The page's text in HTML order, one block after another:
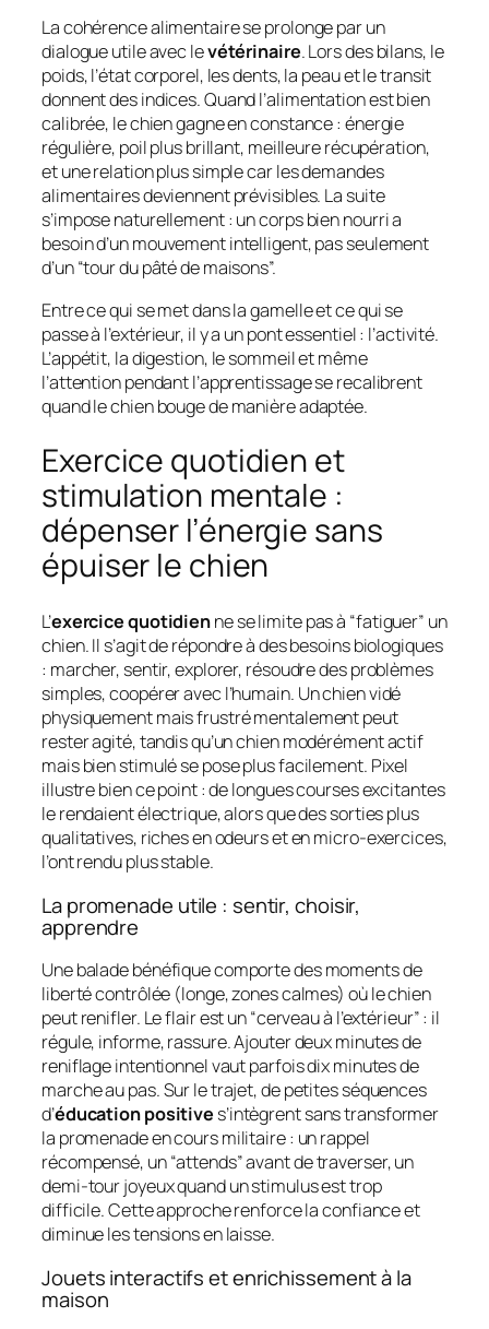
La cohérence alimentaire se prolonge par un
dialogue utile avec levétérinaire. Lors des bilans, le
poids, l’état corporel, les dents, la peau et le transit
donnent des indices. Quand l’alimentation est bien
calibrée, le chien gagne en constance : énergie
régulière, poil plus brillant, meilleure récupération,
et une relation plus simple car les demandes
alimentaires deviennent prévisibles. La suite
s’impose naturellement : un corps bien nourri a
besoin d’un mouvement intelligent, pas seulement
d’un “tour du pâté de maisons”.
Entre ce qui se met dans la gamelle et ce qui se
passe à l’extérieur, il y a un pont essentiel : l’activité.
L’appétit, la digestion, le sommeil et même
l’attention pendant l’apprentissage se recalibrent
quand le chien bouge de manière adaptée.
Exercice quotidien et
stimulation mentale :
dépenser l’énergie sans
épuiser le chien
L’exercice quotidienne se limite pas à “fatiguer” un
chien. Il s’agit de répondre à des besoins biologiques
: marcher, sentir, explorer, résoudre des problèmes
simples, coopérer avec l’humain. Un chien vidé
physiquement mais frustré mentalement peut
rester agité, tandis qu’un chien modérément actif
mais bien stimulé se pose plus facilement. Pixel
illustre bien ce point : de longues courses excitantes
le rendaient électrique, alors que des sorties plus
qualitatives, riches en odeurs et en micro-exercices,
l’ont rendu plus stable.
La promenade utile : sentir, choisir,
apprendre
Une balade bénéfique comporte des moments de
liberté contrôlée (longe, zones calmes) où le chien
peut renifler. Le flair est un “cerveau à l’extérieur” : il
régule, informe, rassure. Ajouter deux minutes de
reniflage intentionnel vaut parfois dix minutes de
marche au pas. Sur le trajet, de petites séquences
d’éducation positive s’intègrent sans transformer
la promenade en cours militaire : un rappel
récompensé, un “attends” avant de traverser, un
demi-tour joyeux quand un stimulus est trop
difficile. Cette approche renforce la confiance et
diminue les tensions en laisse.
Jouets interactifs et enrichissement à la
maison